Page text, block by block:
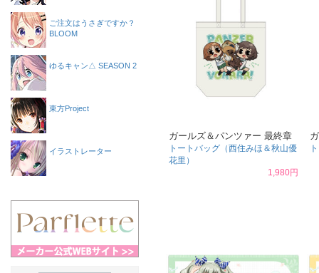
ガールズ＆パンツァー 最終章
トートバッグ（西住みほ＆秋山優
花里）
1,980円
ご注文はうさぎですか？
BLOOM
ゆるキャン△ SEASON 2
東方Project
イラストレーター